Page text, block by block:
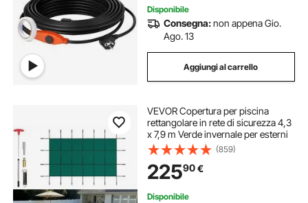
Disponibile
Consegna:non appena Gio.
Ago. 13
Aggiungi al carrello
VEVOR Copertura per piscina
rettangolare in rete di sicurezza 4,3
x 7,9 m Verde invernale per esterni
(859)
22590€
Disponibile